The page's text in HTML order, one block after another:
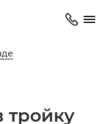
тройку